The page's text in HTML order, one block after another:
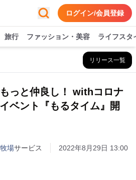
ログイン/会員登録
旅行 ファッション・美容 ライフスタ
リリース一覧
っと仲良し！ withコロナ
ベント『もるタイム』開
場サービス 2022年8月29日 13:00